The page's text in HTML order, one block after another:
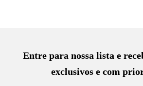
Entre para nossa lista e
exclusivos e com